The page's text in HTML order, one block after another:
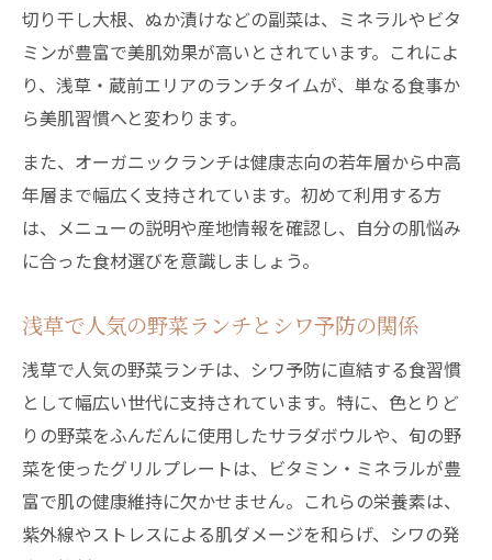
切り干し大根、ぬか漬けなどの副菜は、ミネラルやビタ
ミンが豊富で美肌効果が高いとされています。これによ
り、浅草・蔵前エリアのランチタイムが、単なる食事か
ら美肌習慣へと変わります。
また、オーガニックランチは健康志向の若年層から中高
年層まで幅広く支持されています。初めて利用する方
は、メニューの説明や産地情報を確認し、自分の肌悩み
に合った食材選びを意識しましょう。
浅草で人気の野菜ランチとシワ予防の関係
浅草で人気の野菜ランチは、シワ予防に直結する食習慣
として幅広い世代に支持されています。特に、色とりど
りの野菜をふんだんに使用したサラダボウルや、旬の野
菜を使ったグリルプレートは、ビタミン・ミネラルが豊
富で肌の健康維持に欠かせません。これらの栄養素は、
紫外線やストレスによる肌ダメージを和らげ、シワの発